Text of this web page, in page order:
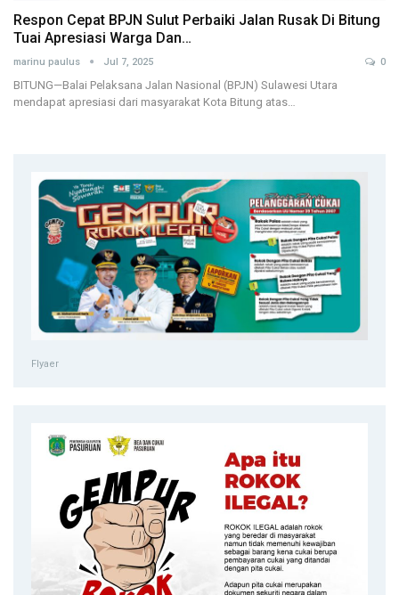
Respon Cepat BPJN Sulut Perbaiki Jalan Rusak Di Bitung
Tuai Apresiasi Warga Dan…
marinu paulus Jul 7, 2025 0
BITUNG—Balai Pelaksana Jalan Nasional (BPJN) Sulawesi Utara
mendapat apresiasi dari masyarakat Kota Bitung atas…
Flyaer